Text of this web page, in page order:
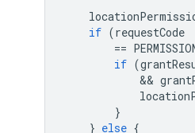
if (requestCode
==
if (
            &&
}
} else {